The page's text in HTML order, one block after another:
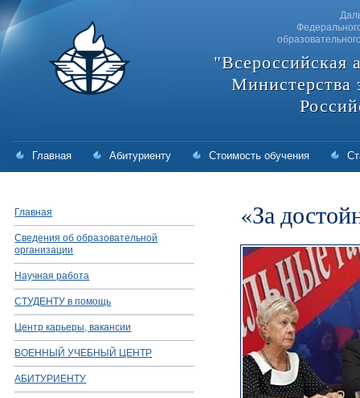
"Всероссийская
Министерства
Главная Абитуриенту Стоимость обучения
Главная
Сведения об образовательной
организации
Научная работа
СТУДЕНТУ в помощь
Центр карьеры, вакансии
ВОЕННЫЙ УЧЕБНЫЙ ЦЕНТР
АБИТУРИЕНТУ
«За